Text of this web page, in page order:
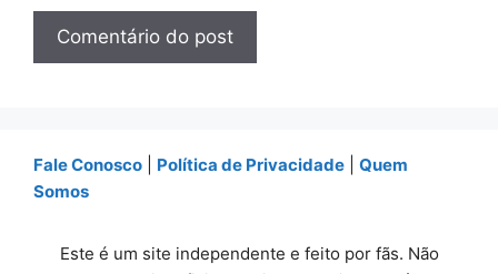
Fale Conosco Política de Privacidade
Quem
Somos
Este é um site independente e feito por fãs. Não